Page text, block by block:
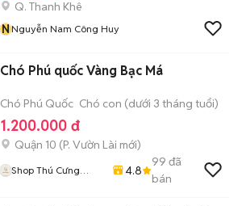
Q. Thanh Khê
NNguyễn Nam Công Huy
Chó Phú quốc Vàng Bạc Má
Chó Phú Quốc Chó con (dưới 3 tháng tuổi)
1.200.000 đ
Quận 10 (P. Vườn Lài mới)
Shop Thú Cưng
4.8
99 đã
bán